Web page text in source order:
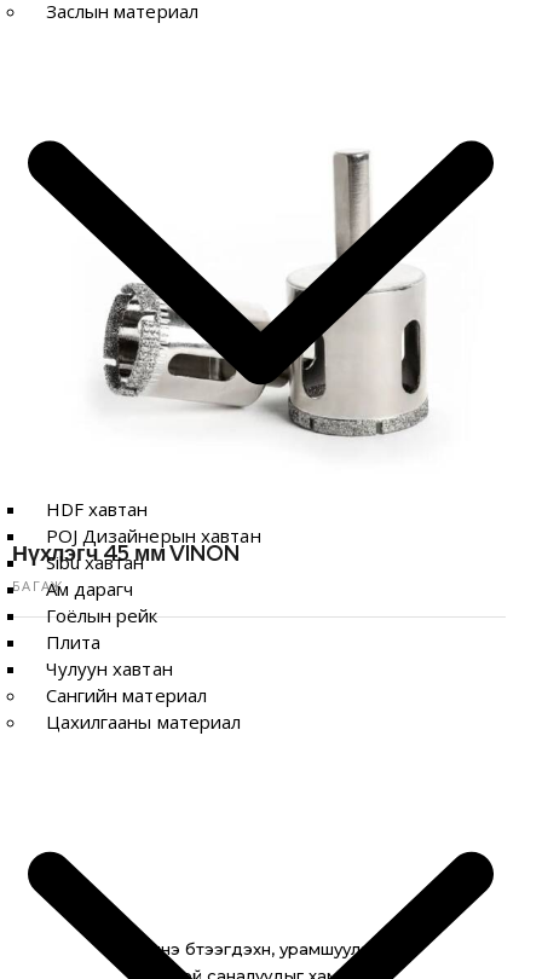
Заслын материал
HDF хавтан
POJ Дизайнерын хавтан
Sibu хавтан
Ам дарагч
Гоёлын рейк
Плита
Чулуун хавтан
Сангийн материал
Цахилгааны материал
Нүхлэгч 45 мм VINON
БАГАЖ
Шинэ бүтээгдэхүүн, урамшуулал,